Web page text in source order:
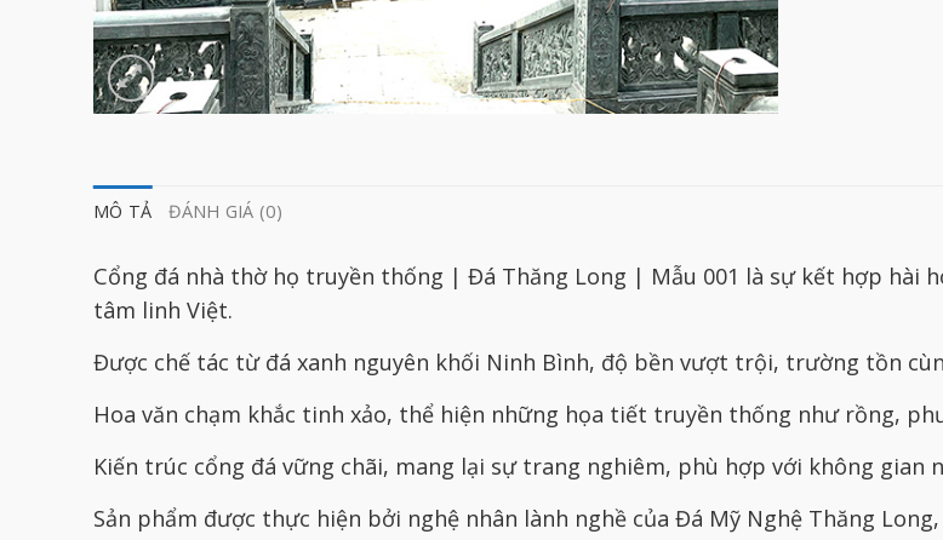
MÔ TẢ ĐÁNH GIÁ (0)
Cổng đá nhà thờ họ truyền thống | Đá Thăng Long | Mẫu 001 là sự kết hợp hài
tâm linh Việt.
Được chế tác từ đá xanh nguyên khối Ninh Bình, độ bền vượt trội, trường tồn
Hoa văn chạm khắc tinh xảo, thể hiện những họa tiết truyền thống như rồng,
Kiến trúc cổng đá vững chãi, mang lại sự trang nghiêm, phù hợp với không gian
Sản phẩm được thực hiện bởi nghệ nhân lành nghề của Đá Mỹ Nghệ Thăng